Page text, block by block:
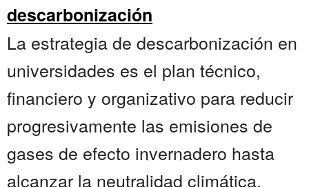
descarbonización
La estrategia de descarbonización en
universidades es el plan técnico,
financiero y organizativo para reducir
progresivamente las emisiones de
gases de efecto invernadero hasta
alcanzar la neutralidad climática,